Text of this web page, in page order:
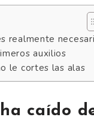
realmente
auxilios
le cortes las alas
caído